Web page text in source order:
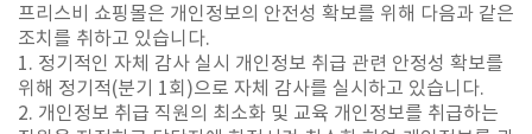
프리스비 쇼핑몰은 개인정보의 안전성 확보를 위해 다음과 같은
조치를 취하고 있습니다.
1. 정기적인 자체 감사 실시 개인정보 취급 관련 안정성 확보를
위해 정기적(분기 1회)으로 자체 감사를 실시하고 있습니다.
2. 개인정보 취급 직원의 최소화 및 교육 개인정보를 취급하는